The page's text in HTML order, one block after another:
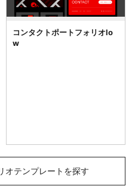
コンタクトポートフォリオlo
w
オテンプレートを探す